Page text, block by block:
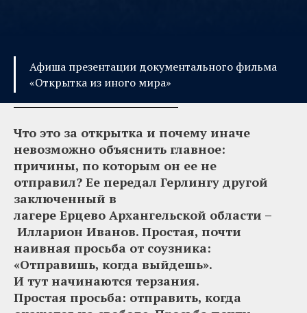
Афиша презентации документального фильма
«Открытка из иного мира»
Что это за открытка и почему иначе
невозможно объяснить главное:
причины, по которым он ее не
отправил? Ее передал Герлингу другой
заключенный в
лагере Ерцево Архангельской области –
Илларион Иванов. Простая, почти
наивная просьба от соузника:
«Отправишь, когда выйдешь».
И тут начинаются терзания.
Простая просьба: отправить, когда